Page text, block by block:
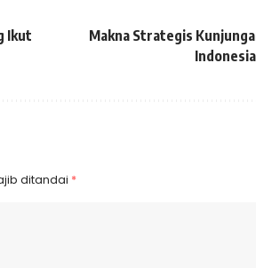
Ikut
Makna Strategis
ditandai *